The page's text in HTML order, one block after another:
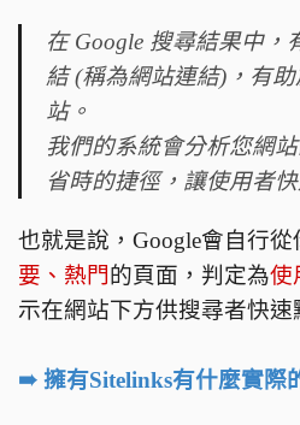
在 Google 搜尋結果中
結 (稱為網站連結)，有
站。
我們的系統會分析您網
省時的捷徑，讓使用者
也就是說，Google會自行
要、熱門的頁面，判定為使
示在網站下方供搜尋者快速
➠ 擁有Sitelinks有什麼實際